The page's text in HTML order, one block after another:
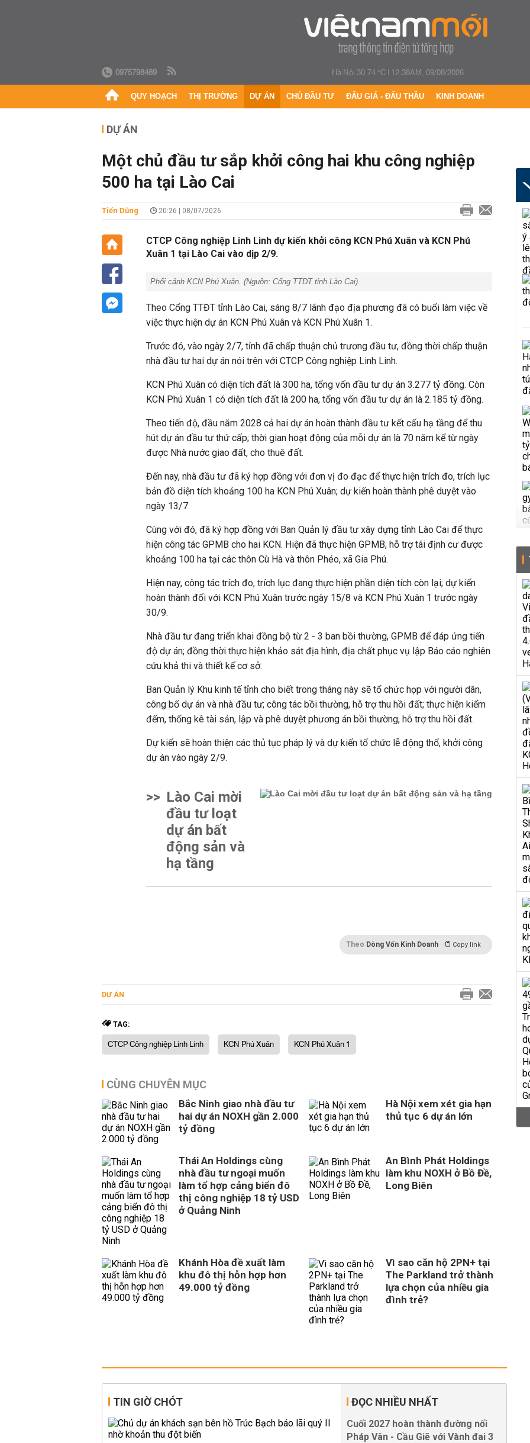
0975798489 Hà Nội 30.74 °C| 12:38AM, 09/08/2026
QUY HOẠCH THỊ TRƯỜNG DỰ ÁN CHỦ ĐẦU TƯ ĐẤU GIÁ - ĐẤU THẦU KINH DOANH
DỰ ÁN
Một chủ đầu tư sắp khởi công hai khu công nghiệp
500 ha tại Lào Cai
Tiến Dũng 20:26 | 08/07/2026
CTCP Công nghiệp Linh Linh dự kiến khởi công KCN Phú Xuân và KCN Phú
Xuân 1 tại Lào Cai vào dịp 2/9.
Phối cảnh KCN Phú Xuân. (Nguồn: Cổng TTĐT tỉnh Lào Cai).
Theo Cổng TTĐT tỉnh Lào Cai, sáng 8/7 lãnh đạo địa phương đã có buổi làm việc về
việc thực hiện dự án KCN Phú Xuân và KCN Phú Xuân 1.
Trước đó, vào ngày 2/7, tỉnh đã chấp thuận chủ trương đầu tư, đồng thời chấp thuận
nhà đầu tư hai dự án nói trên với CTCP Công nghiệp Linh Linh.
KCN Phú Xuân có diện tích đất là 300 ha, tổng vốn đầu tư dự án 3.277 tỷ đồng. Còn
KCN Phú Xuân 1 có diện tích đất là 200 ha, tổng vốn đầu tư dự án là 2.185 tỷ đồng.
Theo tiến độ, đầu năm 2028 cả hai dự án hoàn thành đầu tư kết cấu hạ tầng để thu
hút dự án đầu tư thứ cấp; thời gian hoạt động của mỗi dự án là 70 năm kể từ ngày
được Nhà nước giao đất, cho thuê đất.
Đến nay, nhà đầu tư đã ký hợp đồng với đơn vị đo đạc để thực hiện trích đo, trích lục
bản đồ diện tích khoảng 100 ha KCN Phú Xuân; dự kiến hoàn thành phê duyệt vào
ngày 13/7.
Cùng với đó, đã ký hợp đồng với Ban Quản lý đầu tư xây dựng tỉnh Lào Cai để thực
hiện công tác GPMB cho hai KCN. Hiện đã thực hiện GPMB, hỗ trợ tái định cư được
khoảng 100 ha tại các thôn Cù Hà và thôn Phéo, xã Gia Phú.
Hiện nay, công tác trích đo, trích lục đang thực hiện phần diện tích còn lại; dự kiến
hoàn thành đối với KCN Phú Xuân trước ngày 15/8 và KCN Phú Xuân 1 trước ngày
30/9.
Nhà đầu tư đang triển khai đồng bộ từ 2 - 3 ban bồi thường, GPMB để đáp ứng tiến
độ dự án; đồng thời thực hiện khảo sát địa hình, địa chất phục vụ lập Báo cáo nghiên
cứu khả thi và thiết kế cơ sở.
Ban Quản lý Khu kinh tế tỉnh cho biết trong tháng này sẽ tổ chức họp với người dân,
công bố dự án và nhà đầu tư; công tác bồi thường, hỗ trợ thu hồi đất; thực hiện kiểm
đếm, thống kê tài sản, lập và phê duyệt phương án bồi thường, hỗ trợ thu hồi đất.
Dự kiến sẽ hoàn thiện các thủ tục pháp lý và dự kiến tổ chức lễ động thổ, khởi công
dự án vào ngày 2/9.
>> Lào Cai mời
đầu tư loạt
dự án bất
động sản và
hạ tầng
Theo Dòng Vốn Kinh Doanh Copy link
DỰ ÁN
TAG:
CTCP Công nghiệp Linh Linh KCN Phú Xuân KCN Phú Xuân 1
CÙNG CHUYÊN MỤC
Bắc Ninh giao nhà đầu tư
hai dự án NOXH gần 2.000
tỷ đồng
Hà Nội xem xét gia hạn
thủ tục 6 dự án lớn
Thái An Holdings cùng
nhà đầu tư ngoại muốn
làm tổ hợp cảng biển đô
thị công nghiệp 18 tỷ USD
ở Quảng Ninh
An Bình Phát Holdings
làm khu NOXH ở Bồ Đề,
Long Biên
Khánh Hòa đề xuất làm
khu đô thị hỗn hợp hơn
49.000 tỷ đồng
Vì sao căn hộ 2PN+ tại
The Parkland trở thành
lựa chọn của nhiều gia
đình trẻ?
TIN GIỜ CHÓT ĐỌC NHIỀU NHẤT
Cuối 2027 hoàn thành đường nối
Pháp Vân - Cầu Giẽ với Vành đai 3